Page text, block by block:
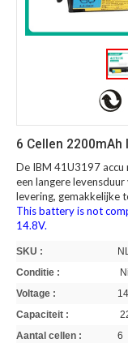
6 Cellen 2200mAh
De IBM 41U3197
een langere
levering, gemakkelijke
This battery is not
14.8V.
SKU :
Conditie :
Voltage :
Capaciteit :
Aantal cellen :
6